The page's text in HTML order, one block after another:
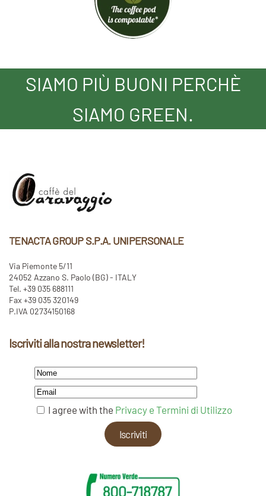
SIAMO PIÙ BUONI PERCHÈ
SIAMO GREEN.
TENACTA GROUP S.P.A. UNIPERSONALE
Via Piemonte 5/11
24052 Azzano S. Paolo (BG) - ITALY
Tel. +39 035 688111
Fax +39 035 320149
P.IVA 02734150168
Iscriviti alla nostra newsletter!
I agree with the Privacy e Termini di Utilizzo